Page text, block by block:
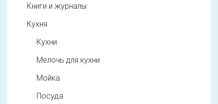
Книги и журналы
Кухня
Кухни
Мелочь для кухни
Мойка
Посуда